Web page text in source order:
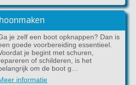
je zelf een boot opknappen? Dan is
goede voorbereiding essentieel.
je begint met schuren,
of schilderen, is het
om de boot g…
informatie